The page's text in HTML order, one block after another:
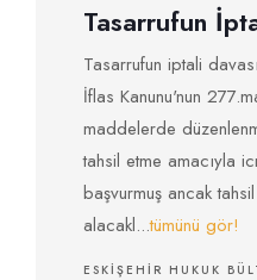
Tasarrufun
Tasarrufun iptali
İflas Kanunu'nun
maddelerde
tahsil etme amacıyla
başvurmuş ancak
alacakl...tümünü gör!
ESKIŞEHIR HUKUK